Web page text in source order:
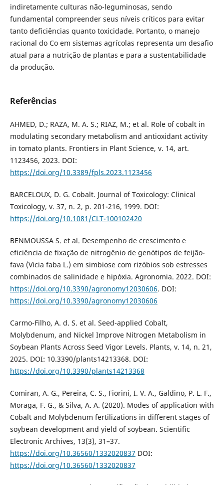
indiretamente culturas não-leguminosas, sendo
fundamental compreender seus níveis críticos para evitar
tanto deficiências quanto toxicidade. Portanto, o manejo
racional do Co em sistemas agrícolas representa um desafio
atual para a nutrição de plantas e para a sustentabilidade
da produção.
Referências
AHMED, D.; RAZA, M. A. S.; RIAZ, M.; et al. Role of cobalt in
modulating secondary metabolism and antioxidant activity
in tomato plants. Frontiers in Plant Science, v. 14, art.
1123456, 2023. DOI:
https://doi.org/10.3389/fpls.2023.1123456
BARCELOUX, D. G. Cobalt. Journal of Toxicology: Clinical
Toxicology, v. 37, n. 2, p. 201-216, 1999. DOI:
https://doi.org/10.1081/CLT-100102420
BENMOUSSA S. et al. Desempenho de crescimento e
eficiência de fixação de nitrogênio de genótipos de feijão-
fava (Vicia faba L.) em simbiose com rizóbios sob estresses
combinados de salinidade e hipóxia. Agronomia. 2022. DOI:
https://doi.org/10.3390/agronomy12030606. DOI:
https://doi.org/10.3390/agronomy12030606
Carmo-Filho, A. d. S. et al. Seed-applied Cobalt,
Molybdenum, and Nickel Improve Nitrogen Metabolism in
Soybean Plants Across Seed Vigor Levels. Plants, v. 14, n. 21,
2025. DOI: 10.3390/plants14213368. DOI:
https://doi.org/10.3390/plants14213368
Comiran, A. G., Pereira, C. S., Fiorini, I. V. A., Galdino, P. L. F.,
Moraga, F. G., & Silva, A. A. (2020). Modes of application with
Cobalt and Molybdenum fertilizations in different stages of
soybean development and yield of soybean. Scientific
Electronic Archives, 13(3), 31–37.
https://doi.org/10.36560/1332020837 DOI:
https://doi.org/10.36560/1332020837